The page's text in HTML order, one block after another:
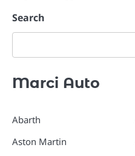
Search
Marci Auto
Abarth
Aston Martin